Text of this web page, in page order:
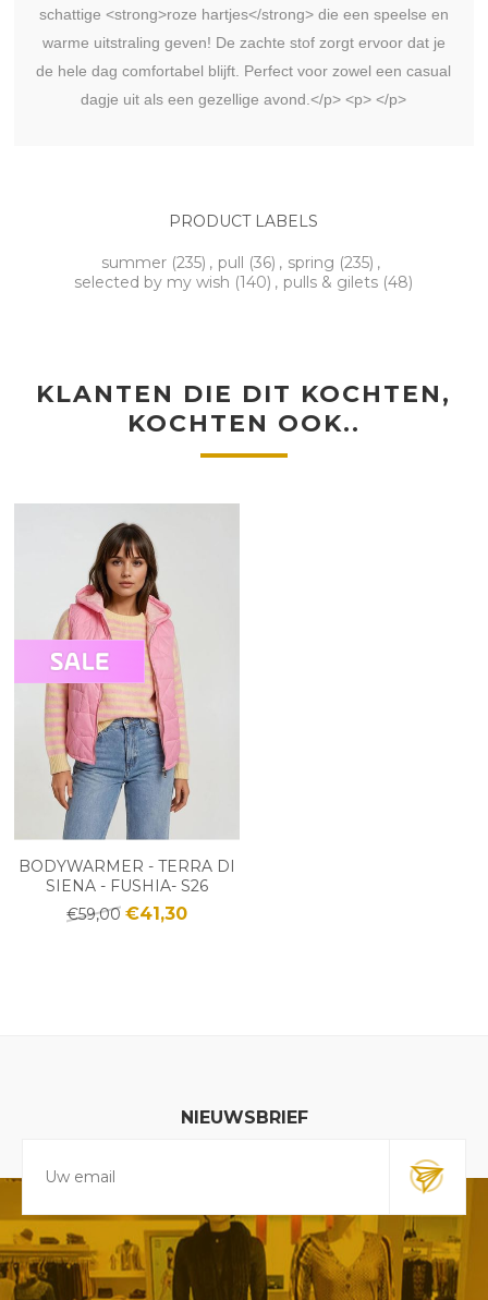
schattige <strong>roze hartjes</strong> die een speelse en
warme uitstraling geven! De zachte stof zorgt ervoor dat je
de hele dag comfortabel blijft. Perfect voor zowel een casual
dagje uit als een gezellige avond.</p> <p> </p>
PRODUCT LABELS
summer (235) , pull (36) , spring (235) ,
selected by my wish (140) , pulls & gilets (48)
KLANTEN DIE DIT KOCHTEN,
KOCHTEN OOK..
BODYWARMER - TERRA DI
SIENA - FUSHIA- S26
€59,00 €41,30
NIEUWSBRIEF